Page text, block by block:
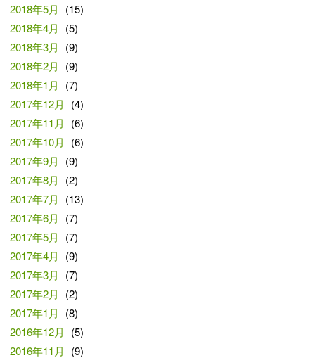
2018年5月
(15)
2018年4月
(5)
2018年3月
(9)
2018年2月
(9)
2018年1月
(7)
2017年12月
(4)
2017年11月
(6)
2017年10月
(6)
2017年9月
(9)
2017年8月
(2)
2017年7月
(13)
2017年6月
(7)
2017年5月
(7)
2017年4月
(9)
2017年3月
(7)
2017年2月
(2)
2017年1月
(8)
2016年12月
(5)
2016年11月
(9)